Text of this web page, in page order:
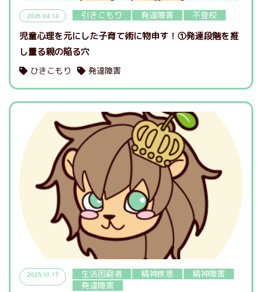
2026.04.14 引きこもり 発達障害 不登校
児童心理を元にした子育て術に物申す！①発達段階を推
し量る親の陥る穴
ひきこもり 発達障害
2025.10.17 生活困窮者 精神疾患
精神障害
発達障害